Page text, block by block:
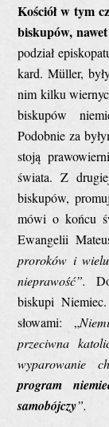
Kościół w tym
biskupów,
podział
kard. Müller,
nim kilku
biskupów
Podobnie za
stoją
świata. Z
biskupów,
mówi o końcu
Ewangelii
proroków i
nieprawość”.
biskupi
słowami: „
przeciwna
wyparowanie
program
samobójczy”.